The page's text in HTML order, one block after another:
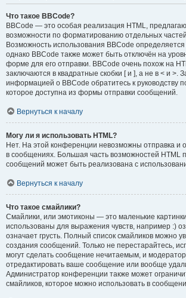
Что такое BBCode?
BBCode — это особая реализация HTML,
возможности по форматированию отдельных
Возможность использования BBCode
однако BBCode также может быть отключён на
форме для его отправки. BBCode очень похож на
заключаются в квадратные скобки [ и ], а не в < и >.
информацией о BBCode обратитесь к руководству
которое доступна из формы отправки сообщений.
Вернуться к началу
Могу ли я использовать HTML?
Нет. На этой конференции невозможны отправка и
в сообщениях. Большая часть возможностей HTML
сообщений может быть реализована с
Вернуться к началу
Что такое смайлики?
Смайлики, или эмотиконы — это маленькие
использованы для выражения чувств, например :)
означает грусть. Полный список смайликов можно
создания сообщений. Только не перестарайтесь,
могут сделать сообщение нечитаемым, и
отредактировать ваше сообщение или вообще
Администратор конференции также может
смайликов, которое можно использовать в